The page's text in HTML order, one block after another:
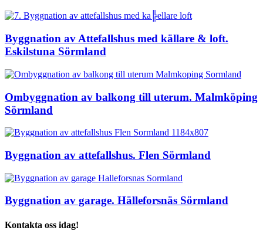
Byggnation av Attefallshus med källare & loft.
Eskilstuna Sörmland
Ombyggnation av balkong till uterum. Malmköping
Sörmland
Byggnation av attefallshus. Flen Sörmland
Byggnation av garage. Hälleforsnäs Sörmland
Kontakta oss idag!